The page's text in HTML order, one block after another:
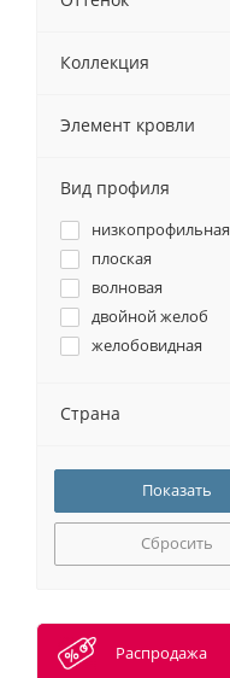
Коллекция
Элемент кровли
Вид профиля
низкопрофильная
плоская
волновая
двойной желоб
желобовидная
Страна
Сбросить
Распродажа